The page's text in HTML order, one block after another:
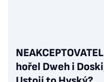
hořel Dweh i